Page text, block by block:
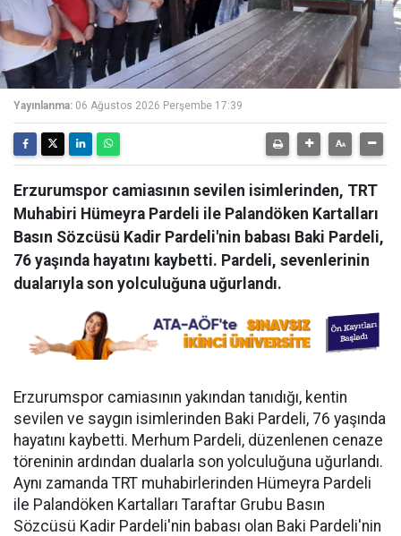
Yayınlanma: 06 Ağustos 2026 Perşembe 17:39
Erzurumspor camiasının sevilen isimlerinden, TRT
Muhabiri Hümeyra Pardeli ile Palandöken Kartalları
Basın Sözcüsü Kadir Pardeli'nin babası Baki Pardeli,
76 yaşında hayatını kaybetti. Pardeli, sevenlerinin
dualarıyla son yolculuğuna uğurlandı.
Erzurumspor camiasının yakından tanıdığı, kentin
sevilen ve saygın isimlerinden Baki Pardeli, 76 yaşında
hayatını kaybetti. Merhum Pardeli, düzenlenen cenaze
töreninin ardından dualarla son yolculuğuna uğurlandı.
Aynı zamanda TRT muhabirlerinden Hümeyra Pardeli
ile Palandöken Kartalları Taraftar Grubu Basın
Sözcüsü Kadir Pardeli'nin babası olan Baki Pardeli'nin